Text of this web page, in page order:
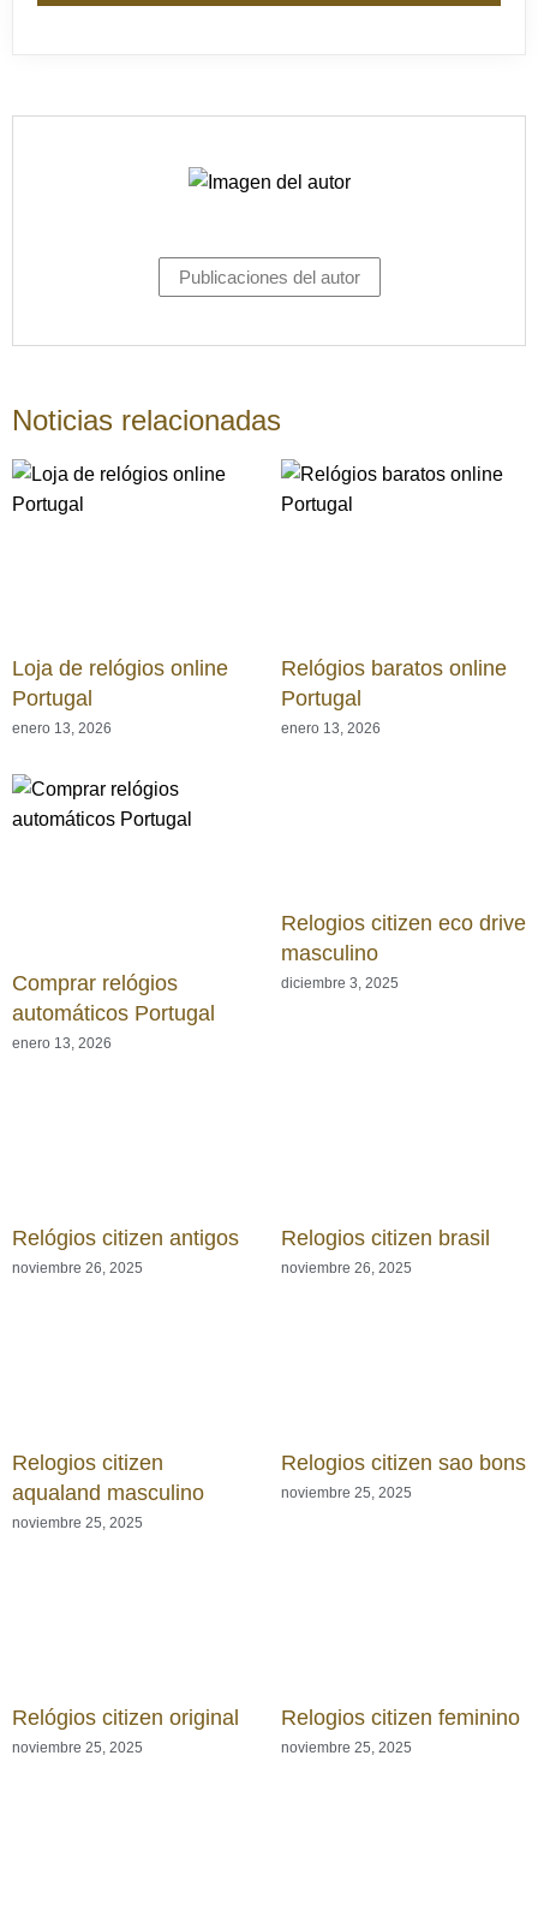
Publicaciones del autor
Noticias relacionadas
Loja de relógios online
Portugal
enero 13, 2026
Relógios baratos online
Portugal
enero 13, 2026
Comprar relógios
automáticos Portugal
enero 13, 2026
Relogios citizen eco drive
masculino
diciembre 3, 2025
Relógios citizen antigos
noviembre 26, 2025
Relogios citizen brasil
noviembre 26, 2025
Relogios citizen
aqualand masculino
noviembre 25, 2025
Relogios citizen sao bons
noviembre 25, 2025
Relógios citizen original
noviembre 25, 2025
Relogios citizen feminino
noviembre 25, 2025